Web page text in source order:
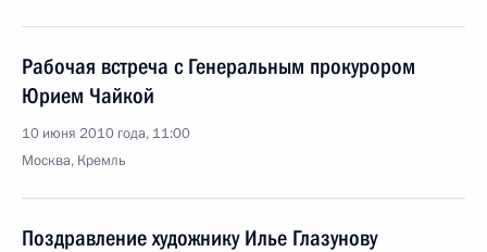
Рабочая встреча с Генеральным прокурором
Юрием Чайкой
10 июня 2010 года, 11:00
Москва, Кремль
Поздравление художнику Илье Глазунову